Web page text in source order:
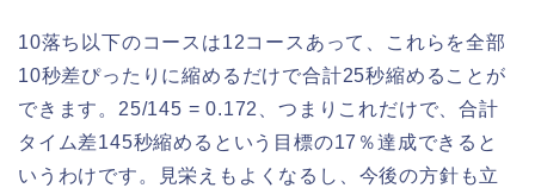
10落ち以下のコースは12コースあって、これらを全部
10秒差ぴったりに縮めるだけで合計25秒縮めることが
できます。25/145 = 0.172、つまりこれだけで、合計
タイム差145秒縮めるという目標の17％達成できると
いうわけです。見栄えもよくなるし、今後の方針も立